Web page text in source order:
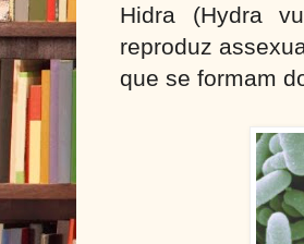
Hidra (Hydra
reproduz
que se formam